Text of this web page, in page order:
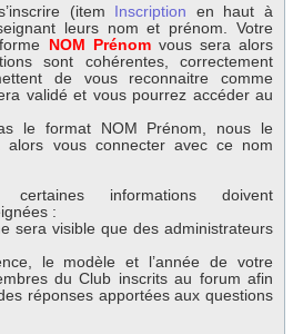
(item Inscription en haut à
leurs nom et prénom. Votre
NOM Prénomvous sera alors
sont cohérentes, correctement
de vous reconnaitre comme
validé et vous pourrez accéder au
le format NOM Prénom, nous le
alors vous connecter avec ce nom
informations doivent
:
sera visible que des administrateurs
le modèle et l’année de votre
du Club inscrits au forum afin
réponses apportées aux questions